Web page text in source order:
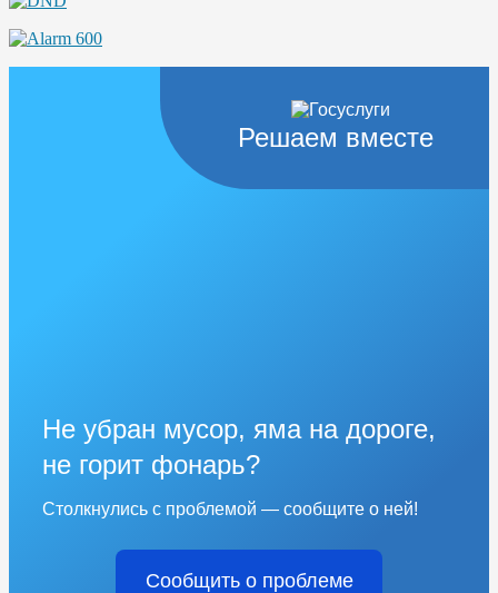
Решаем вместе
Не убран мусор, яма на дороге,
не горит фонарь?
Столкнулись с проблемой — сообщите о ней!
Сообщить о проблеме